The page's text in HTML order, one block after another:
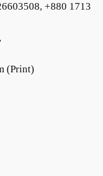
+880 1713
(Print)